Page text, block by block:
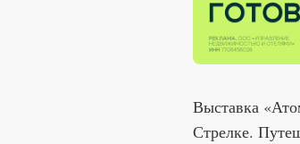
Выставка
Стрелке.